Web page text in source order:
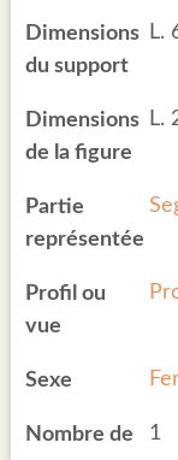
Dimensions
du support
L.
Dimensions
de la figure
L.
Partie
représentée
Profil ou
vue
Sexe
Nombre de
1